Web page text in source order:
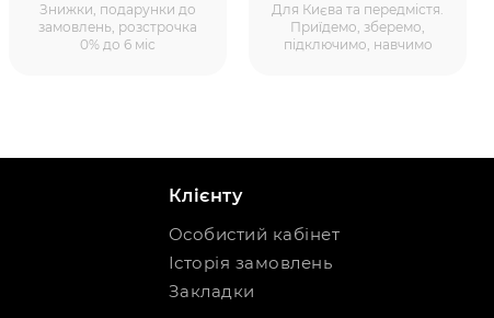
Знижки, подарунки до
замовлень, розстрочка
0% до 6 міс
Для Києва та передмістя.
Приїдемо, зберемо,
підключимо, навчимо
Клієнту
Особистий кабінет
Історія замовлень
Закладки